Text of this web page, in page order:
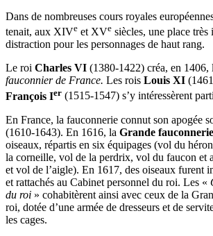
Dans de nombreuses cours royales
tenait, aux XIVe et XVe siècles, une place
distraction pour les personnages de haut rang.
Le roi Charles VI (1380-1422) créa, en 1406,
fauconnier de France. Les rois Louis XI
François Ier (1515-1547) s’y intéressèrent
En France, la fauconnerie connut son apogée
(1610-1643). En 1616, la Grande
oiseaux, répartis en six équipages (vol du
la corneille, vol de la perdrix, vol du faucon et
et vol de l’aigle). En 1617, des oiseaux furent
et rattachés au Cabinet personnel du roi. Les «
du roi » cohabitèrent ainsi avec ceux de la
roi, dotée d’une armée de dresseurs et de
les cages.